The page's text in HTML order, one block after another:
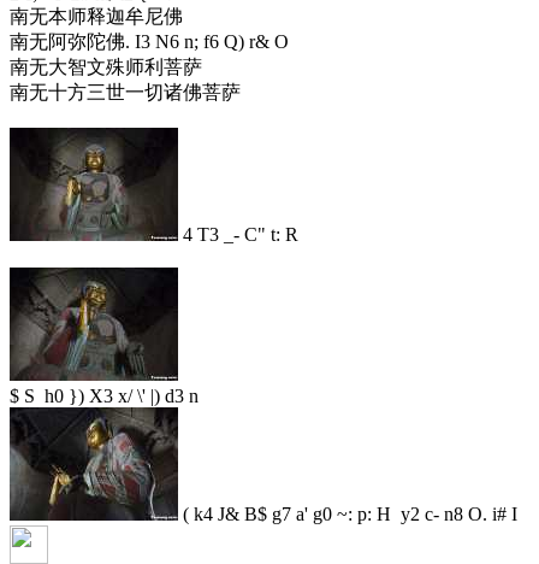
南无本师释迦牟尼佛
南无阿弥陀佛. I3 N6 n; f6 Q) r& O
南无大智文殊师利菩萨
南无十方三世一切诸佛菩萨
4 T3 _- C" t: R
$ S h0 }) X3 x/ \' |) d3 n
( k4 J& B$ g7 a' g0 ~: p: H y2 c- n8 O. i# I